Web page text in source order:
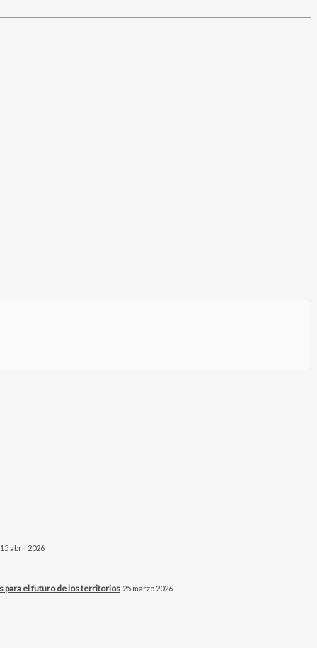
15 abril 2026
para el futuro de los territorios 25 marzo 2026